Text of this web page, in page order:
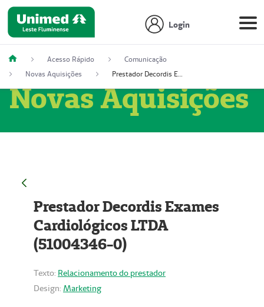
Login
Acesso Rápido
Comunicação
Novas Aquisições
Prestador Decordis Exames Cardiológicos LTDA (51004346-0)
Novas Aquisições
Prestador Decordis Exames
Cardiológicos LTDA
(51004346-0)
Texto: Relacionamento do prestador
Design: Marketing